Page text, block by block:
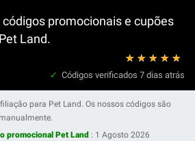
promocionais e cupões
Land.
★
★
★
★
★
Códigos verificados 7 dias atrás
para Pet Land. Os nossos códigos são
promocional Pet Land : 1 Agosto 2026